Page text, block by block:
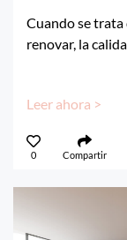
Cuando se
renovar, la
Leer ahora >
0 Compartir